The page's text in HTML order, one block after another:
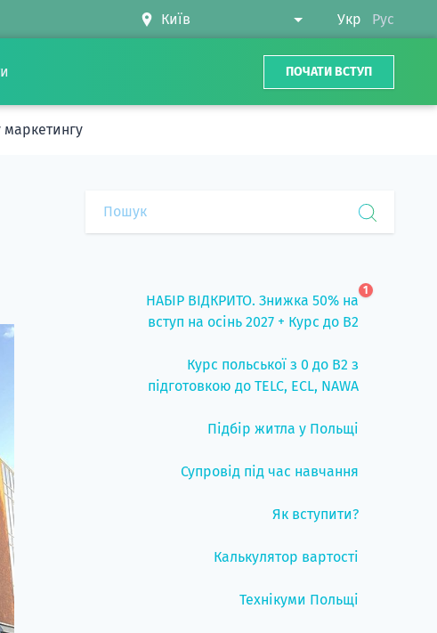
Укр Рус
ПОЧАТИ ВСТУП
маркетингу
НАБІР ВІДКРИТО. Знижка 50% на
вступ на осінь 2027 + Курс до B2
1
Курс польської з 0 до B2 з
підготовкою до TELC, ECL, NAWA
Підбір житла у Польщі
Супровід під час навчання
Як вступити?
Калькулятор вартості
Технікуми Польщі